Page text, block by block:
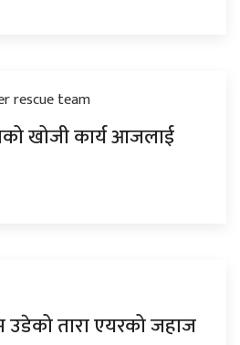
खोजी कार्य आजलाई
उडेको तारा एयरको जहाज